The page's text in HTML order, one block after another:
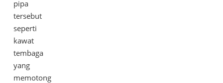
pipa
tersebut
seperti
kawat
tembaga
yang
memotong